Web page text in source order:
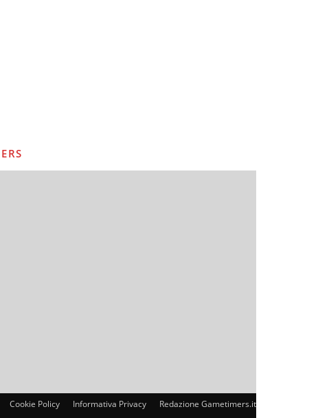
Cookie Policy Informativa Privacy Redazione Gametimers.it